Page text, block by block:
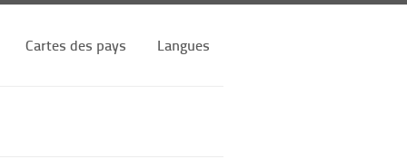
Cartes des pays Langues